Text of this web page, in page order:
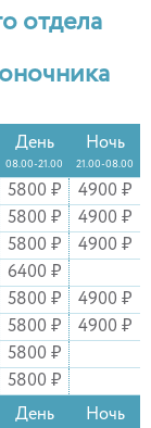
отдела
День
08.00-21.00
Ночь
21.00-08.00
5800 ₽
4900 ₽
5800 ₽
4900 ₽
5800 ₽
4900 ₽
6400 ₽
5800 ₽
4900 ₽
5800 ₽
4900 ₽
5800 ₽
5800 ₽
День Ночь